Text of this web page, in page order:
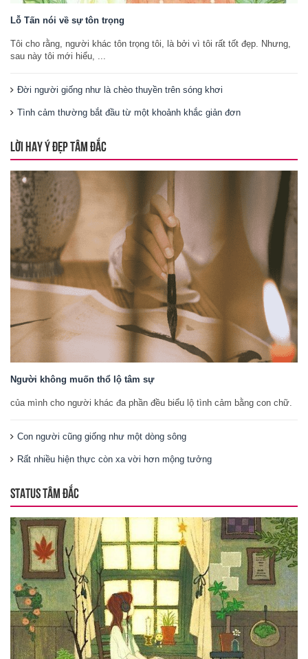
Lỗ Tấn nói về sự tôn trọng
Tôi cho rằng, người khác tôn trọng tôi, là bởi vì tôi rất tốt đẹp. Nhưng,
sau này tôi mới hiểu, ...
Đời người giống như là chèo thuyền trên sóng khơi
Tình cảm thường bắt đầu từ một khoảnh khắc giản đơn
LỜI HAY Ý ĐẸP TÂM ĐẮC
Người không muốn thổ lộ tâm sự
của mình cho người khác đa phần đều biểu lộ tình cảm bằng con chữ.
Con người cũng giống như một dòng sông
Rất nhiều hiện thực còn xa vời hơn mộng tưởng
STATUS TÂM ĐẮC